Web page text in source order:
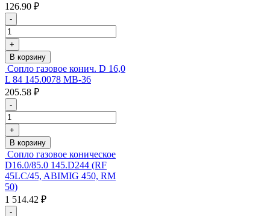
126.90 ₽
-
+
В корзину
Сопло газовое конич. D 16,0
L 84 145.0078 MB-36
205.58 ₽
-
+
В корзину
Сопло газовое коническое
D16.0/85.0 145.D244 (RF
45LC/45, ABIMIG 450, RM
50)
1 514.42 ₽
-